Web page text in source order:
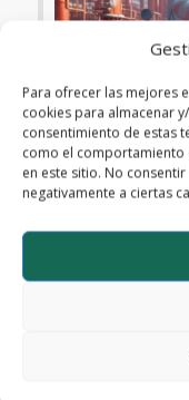
Para ofrecer las mejores
cookies para almacenar
consentimiento de estas
como el comportamiento
en este sitio. No
negativamente a ciertas
AGUA,
¿Por qué
son
En el vasto
industrial, cada